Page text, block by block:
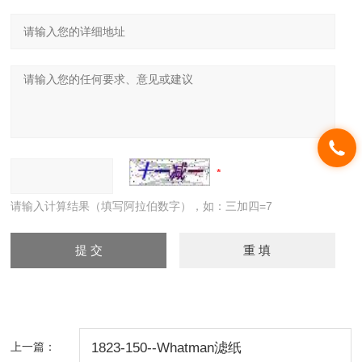
请输入计算结果（填写阿拉伯数字），如：三加四=7
上一篇： 1823-150--Whatman滤纸